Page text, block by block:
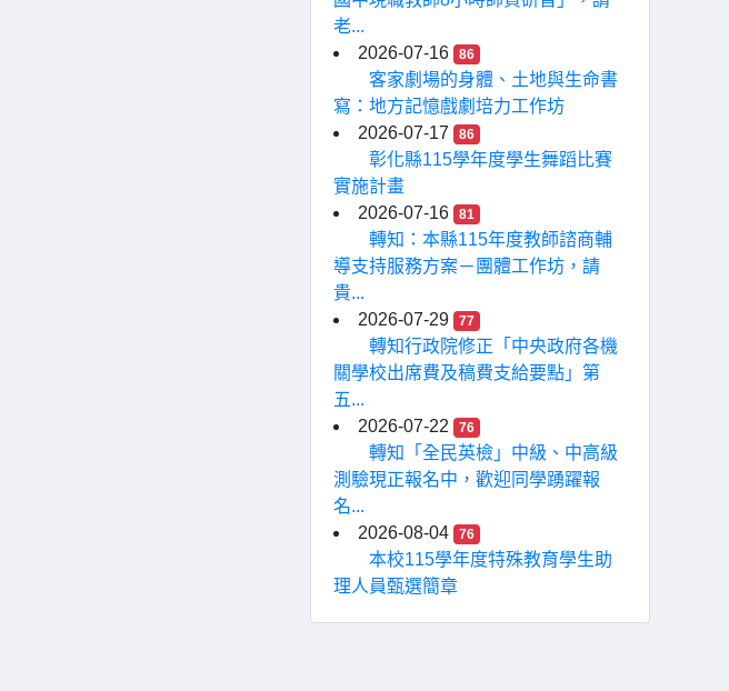
老...
2026-07-16
86
客家劇場的身體、土地與生命書
寫：地方記憶戲劇培力工作坊
2026-07-17
86
彰化縣115學年度學生舞蹈比賽
實施計畫
2026-07-16
81
轉知：本縣115年度教師諮商輔
導支持服務方案－團體工作坊，請
貴...
2026-07-29
77
轉知行政院修正「中央政府各機
關學校出席費及稿費支給要點」第
五...
2026-07-22
76
轉知「全民英檢」中級、中高級
測驗現正報名中，歡迎同學踴躍報
名...
2026-08-04
76
本校115學年度特殊教育學生助
理人員甄選簡章